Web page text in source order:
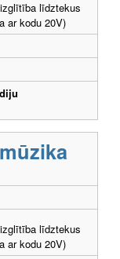
līdztekus
ar kodu 20V)
līdztekus
ar kodu 20V)